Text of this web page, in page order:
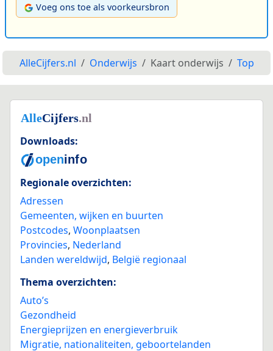
Voeg ons toe als voorkeursbron
AlleCijfers.nl Onderwijs Kaart onderwijs Top
Downloads:
Regionale overzichten:
Adressen
Gemeenten, wijken en buurten
Postcodes, Woonplaatsen
Provincies, Nederland
Landen wereldwijd, België regionaal
Thema overzichten:
Auto’s
Gezondheid
Energieprijzen en energieverbruik
Migratie, nationaliteiten, geboortelanden